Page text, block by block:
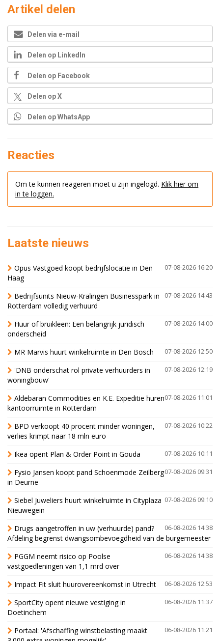
Artikel delen
Delen via e-mail
Delen op LinkedIn
Delen op Facebook
Delen op X
Delen op WhatsApp
Reacties
Om te kunnen reageren moet u zijn ingelogd. Klik hier om
in te loggen.
Laatste nieuws
07-08-2026 16:20
Opus Vastgoed koopt bedrijfslocatie in Den
Haag
07-08-2026 14:43
Bedrijfsunits Nieuw-Kralingen Businesspark in
Rotterdam volledig verhuurd
07-08-2026 14:00
Huur of bruikleen: Een belangrijk juridisch
onderscheid
07-08-2026 12:50
MR Marvis huurt winkelruimte in Den Bosch
07-08-2026 12:19
'DNB onderschat rol private verhuurders in
woningbouw'
07-08-2026 11:01
Aldebaran Commodities en K.E. Expeditie huren
kantoorruimte in Rotterdam
07-08-2026 10:22
BPD verkoopt 40 procent minder woningen,
verlies krimpt naar 18 mln euro
07-08-2026 10:11
Ikea opent Plan & Order Point in Gouda
07-08-2026 09:31
Fysio Jansen koopt pand Schoenmode Zeilberg
in Deurne
07-08-2026 09:10
Siebel Juweliers huurt winkelruimte in Cityplaza
Nieuwegein
06-08-2026 14:38
Drugs aangetroffen in uw (verhuurde) pand?
Afdeling begrenst dwangsombevoegdheid van de burgemeester
06-08-2026 14:38
PGGM neemt risico op Poolse
vastgoedleningen van 1,1 mrd over
06-08-2026 12:53
Impact Fit sluit huurovereenkomst in Utrecht
06-08-2026 11:37
SportCity opent nieuwe vestiging in
Doetinchem
06-08-2026 11:21
Portaal: 'Afschaffing winstbelasting maakt